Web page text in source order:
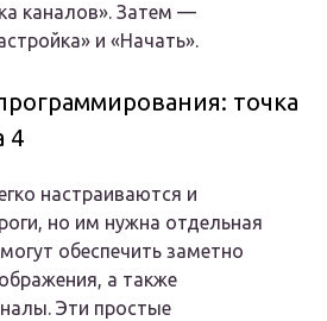
каналов». Затем —
и «Начать».
точка
4
настраиваются и
но им нужна отдельная
обеспечить заметно
а также
Эти простые